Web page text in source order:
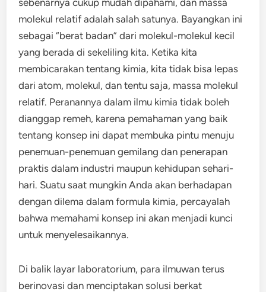
sebenarnya cukup mudah dipahami, dan massa
molekul relatif adalah salah satunya. Bayangkan ini
sebagai “berat badan” dari molekul-molekul kecil
yang berada di sekeliling kita. Ketika kita
membicarakan tentang kimia, kita tidak bisa lepas
dari atom, molekul, dan tentu saja, massa molekul
relatif. Peranannya dalam ilmu kimia tidak boleh
dianggap remeh, karena pemahaman yang baik
tentang konsep ini dapat membuka pintu menuju
penemuan-penemuan gemilang dan penerapan
praktis dalam industri maupun kehidupan sehari-
hari. Suatu saat mungkin Anda akan berhadapan
dengan dilema dalam formula kimia, percayalah
bahwa memahami konsep ini akan menjadi kunci
untuk menyelesaikannya.
Di balik layar laboratorium, para ilmuwan terus
berinovasi dan menciptakan solusi berkat